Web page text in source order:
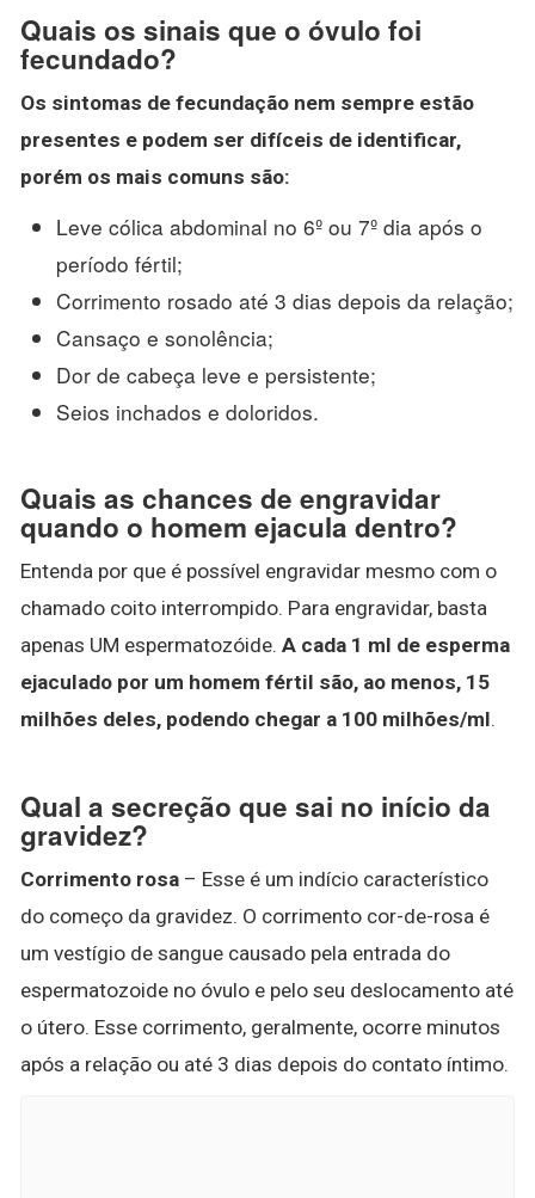
Quais os sinais que o óvulo foi
fecundado?
Os sintomas de fecundação nem sempre estão
presentes e podem ser difíceis de identificar,
porém os mais comuns são:
Leve cólica abdominal no 6º ou 7º dia após o
período fértil;
Corrimento rosado até 3 dias depois da relação;
Cansaço e sonolência;
Dor de cabeça leve e persistente;
Seios inchados e doloridos.
Quais as chances de engravidar
quando o homem ejacula dentro?
Entenda por que é possível engravidar mesmo com o
chamado coito interrompido. Para engravidar, basta
apenas UM espermatozóide. A cada 1 ml de esperma
ejaculado por um homem fértil são, ao menos, 15
milhões deles, podendo chegar a 100 milhões/ml.
Qual a secreção que sai no início da
gravidez?
Corrimento rosa – Esse é um indício característico
do começo da gravidez. O corrimento cor-de-rosa é
um vestígio de sangue causado pela entrada do
espermatozoide no óvulo e pelo seu deslocamento até
o útero. Esse corrimento, geralmente, ocorre minutos
após a relação ou até 3 dias depois do contato íntimo.